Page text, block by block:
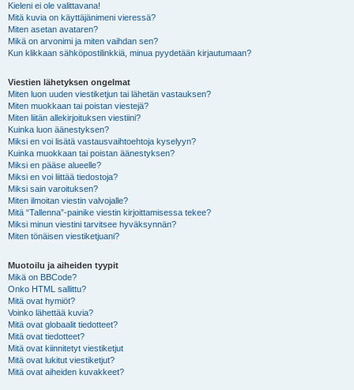
Kieleni ei ole valittavana!
Mitä kuvia on käyttäjänimeni vieressä?
Miten asetan avataren?
Mikä on arvonimi ja miten vaihdan sen?
Kun klikkaan sähköpostilinkkiä, minua pyydetään kirjautumaan?
Viestien lähetyksen ongelmat
Miten luon uuden viestiketjun tai lähetän vastauksen?
Miten muokkaan tai poistan viestejä?
Miten liitän allekirjoituksen viestiini?
Kuinka luon äänestyksen?
Miksi en voi lisätä vastausvaihtoehtoja kyselyyn?
Kuinka muokkaan tai poistan äänestyksen?
Miksi en pääse alueelle?
Miksi en voi liittää tiedostoja?
Miksi sain varoituksen?
Miten ilmoitan viestin valvojalle?
Mitä “Tallenna”-painike viestin kirjoittamisessa tekee?
Miksi minun viestini tarvitsee hyväksynnän?
Miten tönäisen viestiketjuani?
Muotoilu ja aiheiden tyypit
Mikä on BBCode?
Onko HTML sallittu?
Mitä ovat hymiöt?
Voinko lähettää kuvia?
Mitä ovat globaalit tiedotteet?
Mitä ovat tiedotteet?
Mitä ovat kiinnitetyt viestiketjut
Mitä ovat lukitut viestiketjut?
Mitä ovat aiheiden kuvakkeet?